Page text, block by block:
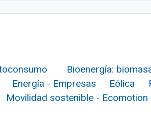
Bioenergía:
Energía - Empresas Eólica
Movilidad sostenible - Ecomotion